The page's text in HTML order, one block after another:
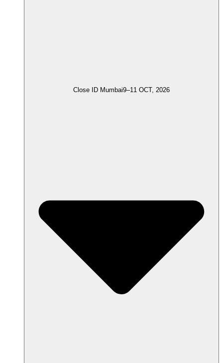
Close ID Mumbai9–11 OCT, 2026